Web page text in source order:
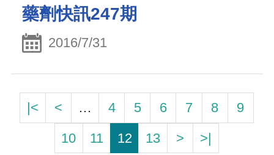
藥劑快訊247期
2016/7/31
|< < … 4 5 6 7 8
9
10
11 12 13 > >|